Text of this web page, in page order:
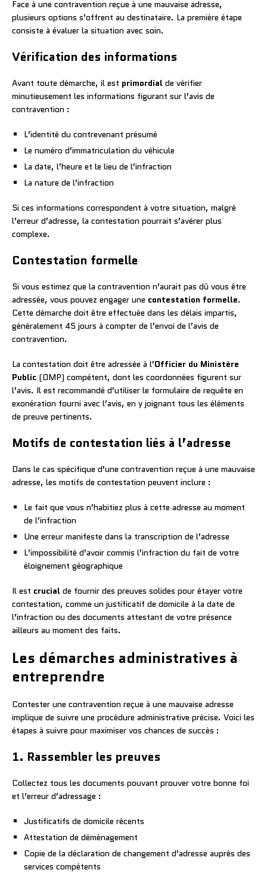
Face à une contravention reçue à une mauvaise adresse,
plusieurs options s’offrent au destinataire. La première étape
consiste à évaluer la situation avec soin.
Vérification des informations
Avant toute démarche, il est primordial de vérifier
minutieusement les informations figurant sur l’avis de
contravention :
L’identité du contrevenant présumé
Le numéro d’immatriculation du véhicule
La date, l’heure et le lieu de l’infraction
La nature de l’infraction
Si ces informations correspondent à votre situation, malgré
l’erreur d’adresse, la contestation pourrait s’avérer plus
complexe.
Contestation formelle
Si vous estimez que la contravention n’aurait pas dû vous être
adressée, vous pouvez engager une contestation formelle.
Cette démarche doit être effectuée dans les délais impartis,
généralement 45 jours à compter de l’envoi de l’avis de
contravention.
La contestation doit être adressée à l’Officier du Ministère
Public (OMP) compétent, dont les coordonnées figurent sur
l’avis. Il est recommandé d’utiliser le formulaire de requête en
exonération fourni avec l’avis, en y joignant tous les éléments
de preuve pertinents.
Motifs de contestation liés à l’adresse
Dans le cas spécifique d’une contravention reçue à une mauvaise
adresse, les motifs de contestation peuvent inclure :
Le fait que vous n’habitiez plus à cette adresse au moment
de l’infraction
Une erreur manifeste dans la transcription de l’adresse
L’impossibilité d’avoir commis l’infraction du fait de votre
éloignement géographique
Il est crucial de fournir des preuves solides pour étayer votre
contestation, comme un justificatif de domicile à la date de
l’infraction ou des documents attestant de votre présence
ailleurs au moment des faits.
Les démarches administratives à
entreprendre
Contester une contravention reçue à une mauvaise adresse
implique de suivre une procédure administrative précise. Voici les
étapes à suivre pour maximiser vos chances de succès :
1. Rassembler les preuves
Collectez tous les documents pouvant prouver votre bonne foi
et l’erreur d’adressage :
Justificatifs de domicile récents
Attestation de déménagement
Copie de la déclaration de changement d’adresse auprès des
services compétents